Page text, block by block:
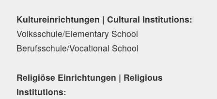
Kultureinrichtungen | Cultural Institutions:
Volksschule/Elementary School
Berufsschule/Vocational School
Religiöse Einrichtungen | Religious
Institutions: